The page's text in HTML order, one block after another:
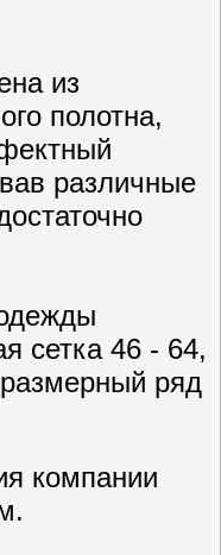
из
полотна,
различные
сетка 46 - 64,
ряд
компании